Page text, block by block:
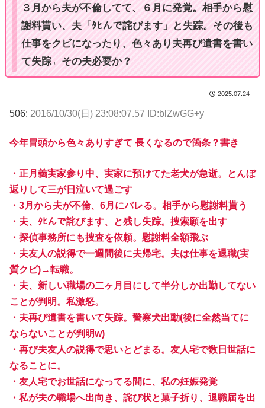
３月から夫が不倫してて、６月に発覚。相手から慰
謝料貰い、夫「ﾀﾋんで詫びます」と失踪。その後も
仕事をクビになったり、色々あり夫再び遺書を書い
て失踪←その夫必要か？
2025.07.24
506: 2016/10/30(日) 23:08:07.57 ID:blZwGG+y
今年冒頭から色々ありすぎて 長くなるので箇条？書き
・正月義実家参り中、実家に預けてた老犬が急逝。とんぼ
返りして三が日泣いて過ごす
・3月から夫が不倫、6月にバレる。相手から慰謝料貰う
・夫、ﾀﾋんで詫びます、と残し失踪。捜索願を出す
・探偵事務所にも捜査を依頼。慰謝料全額飛ぶ
・夫友人の説得で一週間後に夫帰宅。夫は仕事を退職(実
質クビ)→転職。
・夫、新しい職場の二ヶ月目にして半分しか出勤してない
ことが判明。私激怒。
・夫再び遺書を書いて失踪。警察犬出動(後に全然当てに
ならないことが判明w)
・再び夫友人の説得で思いとどまる。友人宅で数日世話に
なることに。
・友人宅でお世話になってる間に、私の妊娠発覚
・私が夫の職場へ出向き、詫び状と菓子折り、退職届を出